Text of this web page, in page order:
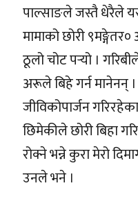
पाल्साङले जस्तै धेरैले
मामाको छोरी
ठूलो चोट पर्‍यो ।
अरूले बिहे गर्न मानेनन्
जीविकोपार्जन
छिमेकीले छोरी बिहा
रोक्ने भन्ने कुरा मेरो
उनले भने ।